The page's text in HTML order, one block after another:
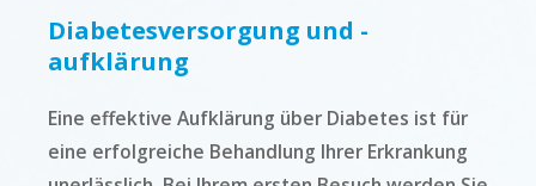
Diabetesversorgung und -
aufklärung
Eine effektive Aufklärung über Diabetes ist für
eine erfolgreiche Behandlung Ihrer Erkrankung